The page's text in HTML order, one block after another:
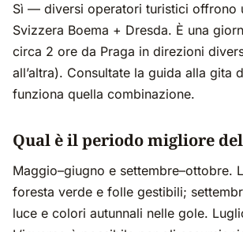
Sì — diversi operatori turistici offrono
Svizzera Boema + Dresda. È una
circa 2 ore da Praga in direzioni
all’altra). Consultate la guida alla gita
funziona quella combinazione.
Qual è il periodo migliore
Maggio–giugno e settembre–ottobre.
foresta verde e folle gestibili;
luce e colori autunnali nelle gole.